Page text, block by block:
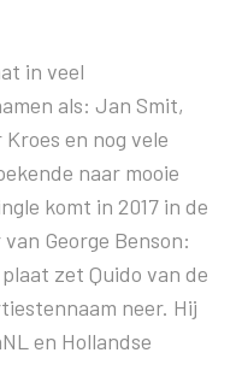
in veel
als: Jan Smit,
en nog vele
naar mooie
komt in 2017 in de
George Benson:
zet Quido van de
neer. Hij
en Hollandse